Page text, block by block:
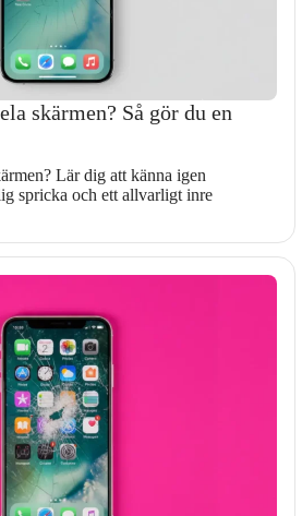
skärmen? Så gör du en
Lär dig att känna igen
spricka och ett allvarligt inre